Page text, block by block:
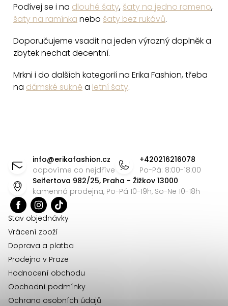
Podívej se i na dlouhé šaty, šaty na jedno rameno,
šaty na ramínka nebo šaty bez rukávů.
Doporučujeme vsadit na jeden výrazný doplněk a
zbytek nechat decentní.
Mrkni i do dalších kategorií na Erika Fashion, třeba
na dámské sukně a letní šaty.
info@erikafashion.cz
odpovíme co nejdříve
+420216216078
Po-Pá: 8:00-18:00
Seifertova 982/25, Praha - Žižkov 13000
kamenná prodejna, Po-Pá 10-19h, So-Ne 10-18h
Stav objednávky
Vrácení zboží
Doprava a platba
Prodejna v Praze
Hodnocení obchodu
Obchodní podmínky
Ochrana osobních údajů